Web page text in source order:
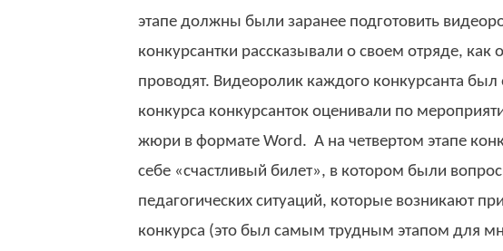
этапе должны были заранее подготовить
конкурсантки рассказывали о своем отряде, как
проводят. Видеоролик каждого конкурсанта
конкурса конкурсанток оценивали по
жюри в формате Word. А на четвертом этапе
себе «счастливый билет», в котором были
педагогических ситуаций, которые возникают
конкурса (это был самым трудным этапом для